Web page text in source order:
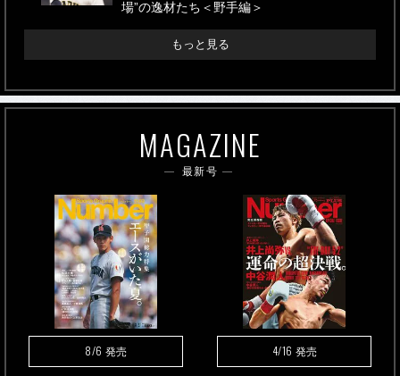
場”の逸材たち＜野手編＞
もっと見る
MAGAZINE
最新号
8/6 発売 4/16 発売